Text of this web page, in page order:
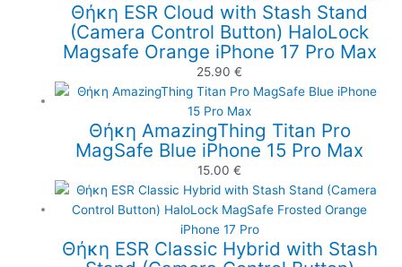
Θήκη ESR Cloud with Stash Stand
(Camera Control Button) HaloLock
Magsafe Orange iPhone 17 Pro Max
25.90€
Θήκη AmazingThing Titan Pro
MagSafe Blue iPhone 15 Pro Max
15.00€
Θήκη ESR Classic Hybrid with Stash